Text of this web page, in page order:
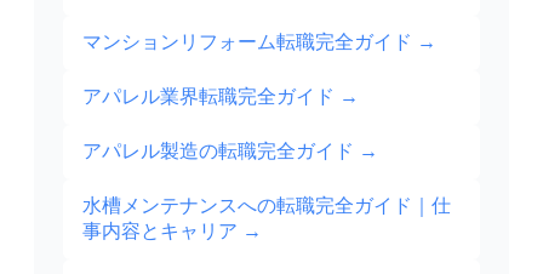
マンションリフォーム転職完全ガイド →
アパレル業界転職完全ガイド →
アパレル製造の転職完全ガイド →
水槽メンテナンスへの転職完全ガイド｜仕
事内容とキャリア →